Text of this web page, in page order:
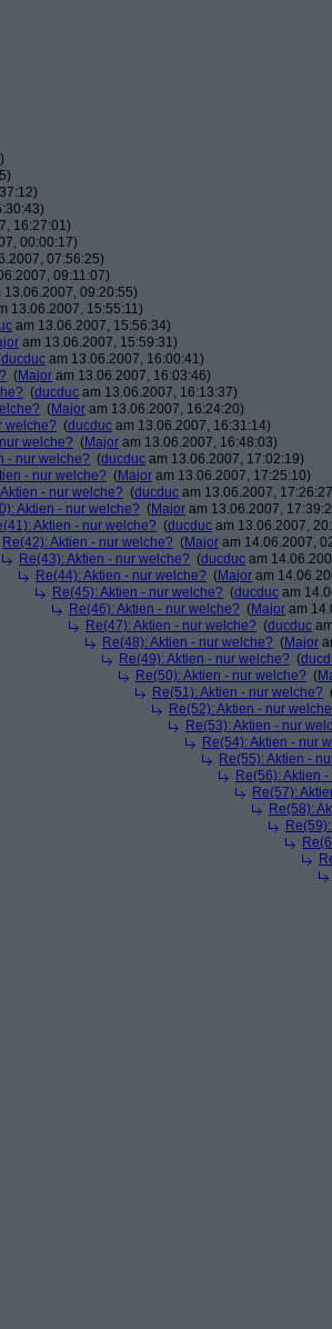
16:27:01)
00:00:17)
07:56:25)
09:11:07)
13.06.2007, 09:20:55)
13.06.2007, 15:55:11)
am 13.06.2007, 15:56:34)
am 13.06.2007, 15:59:31)
ducduc am 13.06.2007, 16:00:41)
(Major am 13.06.2007, 16:03:46)
(ducduc am 13.06.2007, 16:13:37)
(Major am 13.06.2007, 16:24:20)
welche? (ducduc am 13.06.2007, 16:31:14)
welche? (Major am 13.06.2007, 16:48:03)
- nur welche? (ducduc am 13.06.2007, 17:02:19)
- nur welche? (Major am 13.06.2007, 17:25:10)
- nur welche? (ducduc am 13.06.2007,
Aktien - nur welche? (Major am 13.06.2007,
Aktien - nur welche? (ducduc am 13.06.2007,
Re(42): Aktien - nur welche? (Major am 14.06.2007,
Re(43): Aktien - nur welche? (ducduc am
Re(44): Aktien - nur welche? (Major am
Re(45): Aktien - nur welche? (ducduc am
Re(46): Aktien - nur welche? (Major am
Re(47): Aktien - nur welche? (ducduc
Re(48): Aktien - nur welche? (Major
Re(49): Aktien - nur welche? (
Re(50): Aktien - nur welche? (
Re(51): Aktien - nur welche?
Re(52): Aktien - nur
Re(53): Aktien - nur
Re(54): Aktien - nur
Re(55): Aktien -
Re(56): Aktien
Re(57):
Re(58):